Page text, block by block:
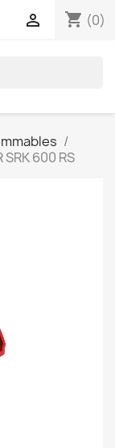
shopping_cart (0)

600 RS